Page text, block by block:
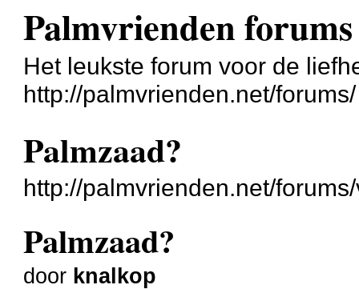
Palmvrienden forums
Het leukste forum voor de
http://palmvrienden.net/forums/
Palmzaad?
http://palmvrienden.net/
Palmzaad?
door knalkop